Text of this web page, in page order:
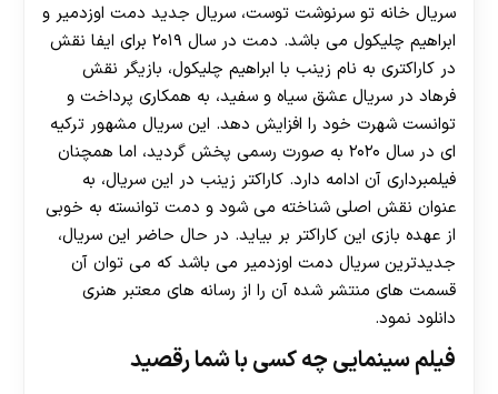
سریال خانه تو سرنوشت توست، سریال جدید دمت اوزدمیر و
ابراهیم چلیکول می باشد. دمت در سال ۲۰۱۹ برای ایفا نقش
در کاراکتری به نام زینب با ابراهیم چلیکول، بازیگر نقش
فرهاد در سریال عشق سیاه و سفید، به همکاری پرداخت و
توانست شهرت خود را افزایش دهد. این سریال مشهور ترکیه
ای در سال ۲۰۲۰ به صورت رسمی پخش گردید، اما همچنان
فیلمبرداری آن ادامه دارد. کاراکتر زینب در این سریال، به
عنوان نقش اصلی شناخته می شود و دمت توانسته به خوبی
از عهده بازی این کاراکتر بر بیاید. در حال حاضر این سریال،
جدیدترین سریال دمت اوزدمیر می باشد که می توان آن
قسمت های منتشر شده آن را از رسانه های معتبر هنری
دانلود نمود.
فیلم سینمایی چه کسی با شما رقصید